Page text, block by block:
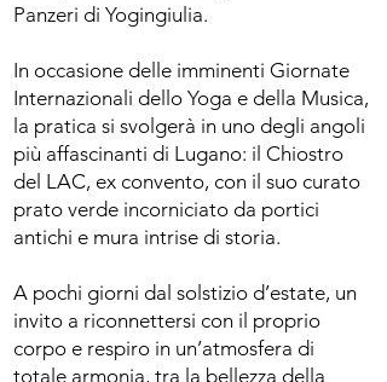
Panzeri di Yogingiulia.
In occasione delle imminenti Giornate
Internazionali dello Yoga e della Musica,
la pratica si svolgerà in uno degli angoli
più affascinanti di Lugano: il Chiostro
del LAC, ex convento, con il suo curato
prato verde incorniciato da portici
antichi e mura intrise di storia.
A pochi giorni dal solstizio d’estate, un
invito a riconnettersi con il proprio
corpo e respiro in un’atmosfera di
totale armonia, tra la bellezza della